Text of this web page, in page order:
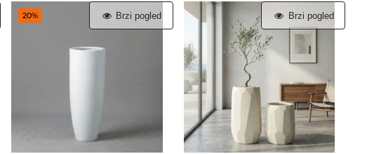
20% Brzi pogled Brzi pogled